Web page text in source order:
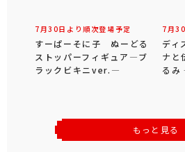
7月30日より順次登場予定
すーぱーそに子 ぬーどる
ストッパーフィギュア―ブ
ラックビキニver.―
7月30
ディ
ナと
る
もっと見る